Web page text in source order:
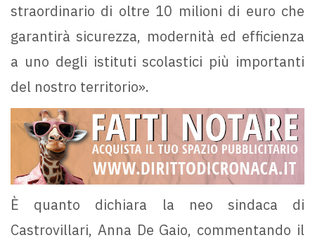
straordinario di oltre 10 milioni di euro che
garantirà sicurezza, modernità ed efficienza
a uno degli istituti scolastici più importanti
del nostro territorio».
È quanto dichiara la neo sindaca di
Castrovillari, Anna De Gaio, commentando il